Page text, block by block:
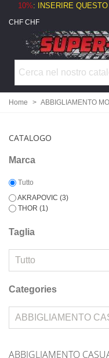
10%: INSERIRE
CHF CHF
Home > ABBIGLIAMENTO
CATALOGO
Marca
Tutto
AKRAPOVIC (3)
THOR (1)
Taglia
Categories
ABBIGLIAMENTO